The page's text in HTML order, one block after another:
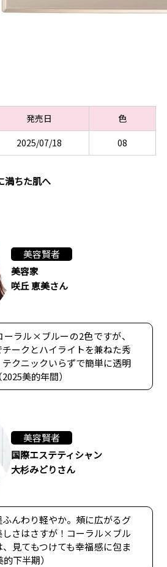
発売日
色
2025/07/18 08
満ちた肌へ
美容賢者
美容家
咲丘 恵美さん
ラル×ブルーの2色ですが、
ークとハイライトを兼ねた秀
クニックいらずで簡単に透明
美的年間）
美容賢者
国際エステティシャン
大杉みどりさん
んわり軽やか。頰に広がるグ
しさはさすが！コーラル×ブル
見てもつけても幸福感に包ま
下半期）